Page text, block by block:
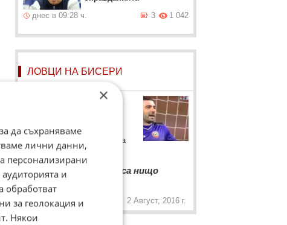
днес в 09:28 ч.
1 042
3
ЛОВЦИ НА БИСЕРИ
Владислав Стоянов
Владислав Стоянов с
прогноза за мача с Червена
звезда
“ Цървена звезда не са нищо
повече от нас
2 Август, 2016 г.
×
да съхраняваме
лични данни,
персонализирани
и
обработват
за геолокация и
Някои